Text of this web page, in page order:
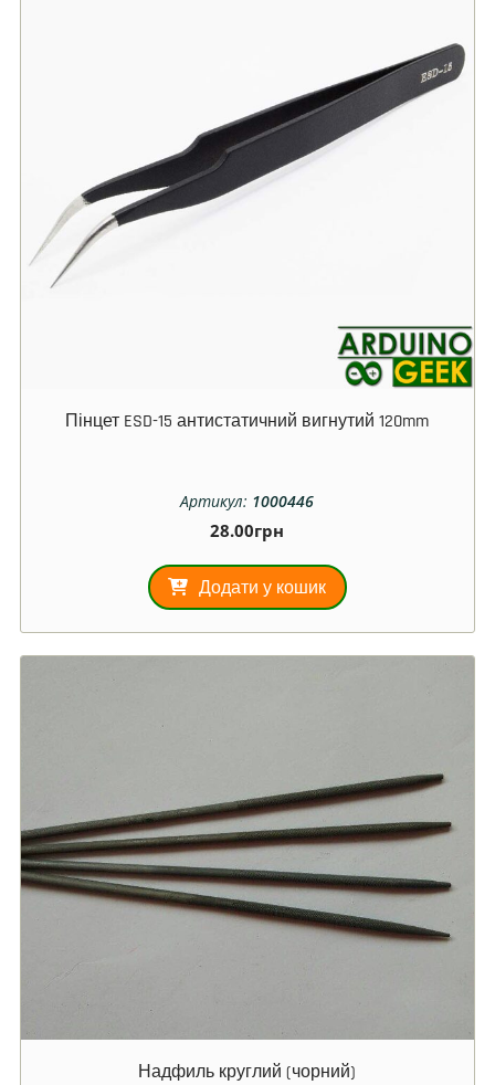
Пінцет ESD-15 антистатичний вигнутий 120mm
Артикул: 1000446
28.00грн
Додати у кошик
Надфиль круглий (чорний)